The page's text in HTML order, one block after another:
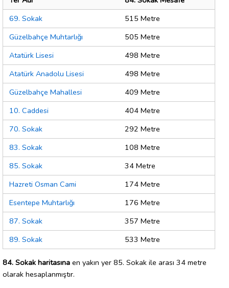
69. Sokak
515 Metre
Güzelbahçe Muhtarlığı
505 Metre
Atatürk Lisesi
498 Metre
Atatürk Anadolu Lisesi
498 Metre
Güzelbahçe Mahallesi
409 Metre
10. Caddesi
404 Metre
70. Sokak
292 Metre
83. Sokak
108 Metre
85. Sokak
34 Metre
Hazreti Osman Cami
174 Metre
Esentepe Muhtarlığı
176 Metre
87. Sokak
357 Metre
89. Sokak
533 Metre
84. Sokak haritasına en yakın yer 85. Sokak ile arası 34 metre
olarak hesaplanmıştır.